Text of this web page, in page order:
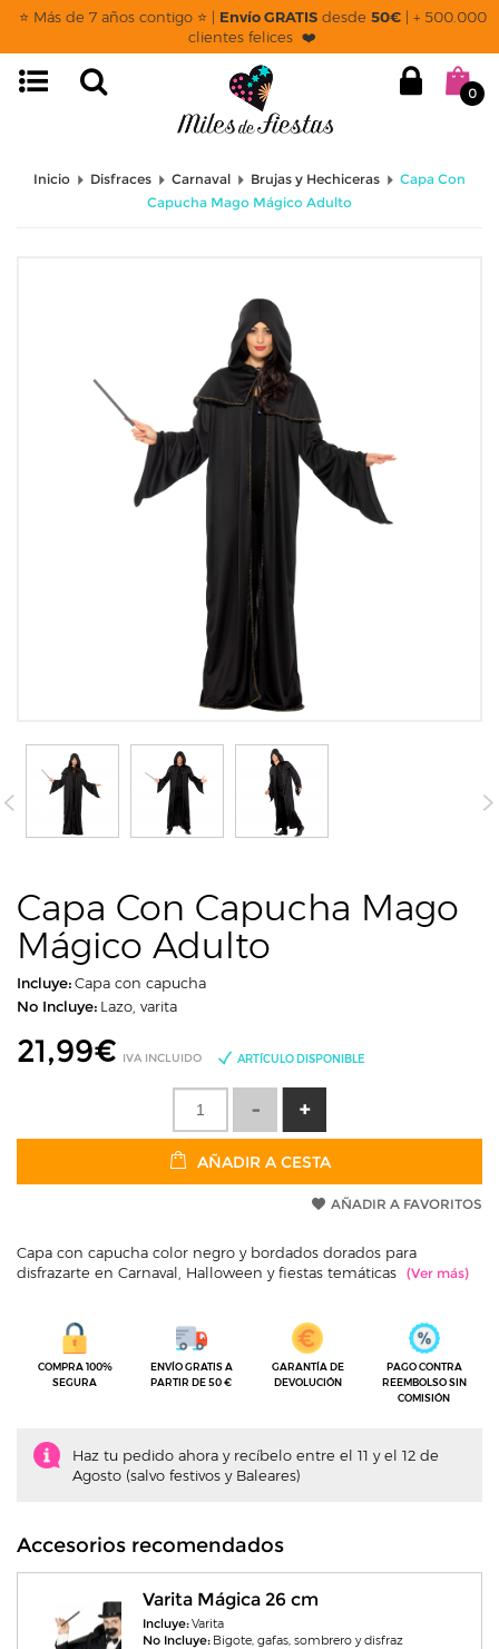
⭐ Más de 7 años contigo ⭐ | Envío GRATISdesde 50€| + 500.000
clientes felices ❤️
0
Inicio Disfraces Carnaval Brujas y Hechiceras
Capa Con
Capucha Mago Mágico Adulto
Capa Con Capucha Mago
Mágico Adulto
Incluye:Capa con capucha
No Incluye: Lazo, varita
21,99€ IVA INCLUIDO ARTÍCULO DISPONIBLE
AÑADIR A CESTA
AÑADIR A FAVORITOS
Capa con capucha color negro y bordados dorados para
disfrazarte en Carnaval, Halloween y fiestas temáticas
COMPRA 100%
SEGURA
ENVÍO GRATIS A
PARTIR DE 50 €
GARANTÍA DE
DEVOLUCIÓN
PAGO CONTRA
REEMBOLSO SIN
COMISIÓN
Haz tu pedido ahora y recíbelo entre el 11 y el 12 de
Agosto (salvo festivos y Baleares)
Accesorios recomendados
Varita Mágica 26 cm
Incluye:Varita
No Incluye: Bigote, gafas, sombrero y disfraz